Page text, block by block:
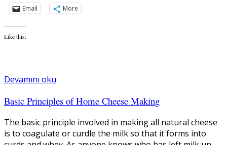
Email
More
Like this:
Devamını oku
Basic Principles of Home Cheese Making
The basic principle involved in making all natural cheese
is to coagulate or curdle the milk so that it forms into